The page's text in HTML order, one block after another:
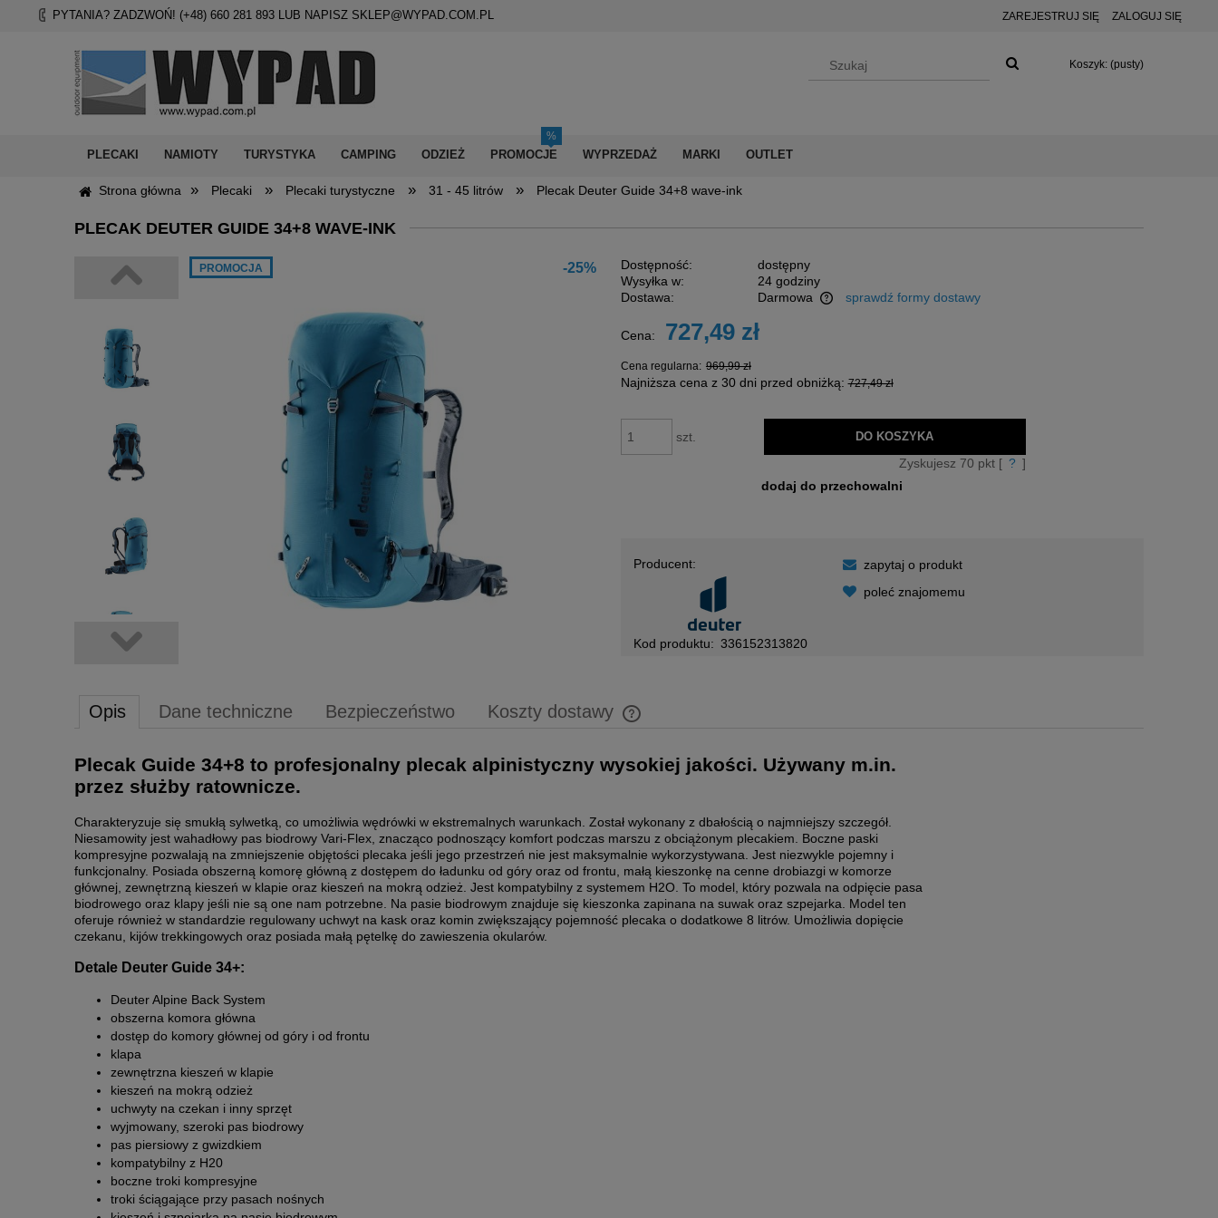
PYTANIA? ZADZWOŃ! (+48) 660 281 893 LUB NAPISZ SKLEP@WYPAD.COM.PL ZAREJESTRUJ SIĘ ZALOGUJ SIĘ
Koszyk: (pusty)
PLECAKI NAMIOTY TURYSTYKA CAMPING ODZIEŻ PROMOCJE WYPRZEDAŻ MARKI OUTLET
Strona główna » Plecaki » Plecaki turystyczne » 31 - 45 litrów » Plecak Deuter Guide 34+8 wave-ink
PLECAK DEUTER GUIDE 34+8 WAVE-INK
PROMOCJA -25% Dostępność:
dostępny
Wysyłka w:
24 godziny
Dostawa:
Darmowa
Cena nie zawiera ewentualnych kosztów
sprawdź formy dostawy
Cena: 727,49 zł
Cena regularna: 969,99 zł
Najniższa cena z 30 dni przed obniżką:727,49 zł
szt. DO KOSZYKA
Zyskujesz 70 pkt [ ? ]
dodaj do przechowalni
Producent:
Kod produktu: 336152313820
zapytaj o produkt
poleć znajomemu
Opis Dane techniczne Bezpieczeństwo Koszty dostawy
Cena nie zawiera ewentualnych kosztów
płatności
Plecak Guide 34+8 to profesjonalny plecak alpinistyczny wysokiej jakości. Używany m.in.
przez służby ratownicze.
Charakteryzuje się smukłą sylwetką, co umożliwia wędrówki w ekstremalnych warunkach. Został wykonany z dbałością o najmniejszy szczegół.
Niesamowity jest wahadłowy pas biodrowy Vari-Flex, znacząco podnoszący komfort podczas marszu z obciążonym plecakiem. Boczne paski
kompresyjne pozwalają na zmniejszenie objętości plecaka jeśli jego przestrzeń nie jest maksymalnie wykorzystywana. Jest niezwykle pojemny i
funkcjonalny. Posiada obszerną komorę główną z dostępem do ładunku od góry oraz od frontu, małą kieszonkę na cenne drobiazgi w komorze
głównej, zewnętrzną kieszeń w klapie oraz kieszeń na mokrą odzież. Jest kompatybilny z systemem H2O. To model, który pozwala na odpięcie pasa
biodrowego oraz klapy jeśli nie są one nam potrzebne. Na pasie biodrowym znajduje się kieszonka zapinana na suwak oraz szpejarka. Model ten
oferuje również w standardzie regulowany uchwyt na kask oraz komin zwiększający pojemność plecaka o dodatkowe 8 litrów. Umożliwia dopięcie
czekanu, kijów trekkingowych oraz posiada małą pętelkę do zawieszenia okularów.
Detale Deuter Guide 34+:
Deuter Alpine Back System
obszerna komora główna
dostęp do komory głównej od góry i od frontu
klapa
zewnętrzna kieszeń w klapie
kieszeń na mokrą odzież
uchwyty na czekan i inny sprzęt
wyjmowany, szeroki pas biodrowy
pas piersiowy z gwizdkiem
kompatybilny z H20
boczne troki kompresyjne
troki ściągające przy pasach nośnych